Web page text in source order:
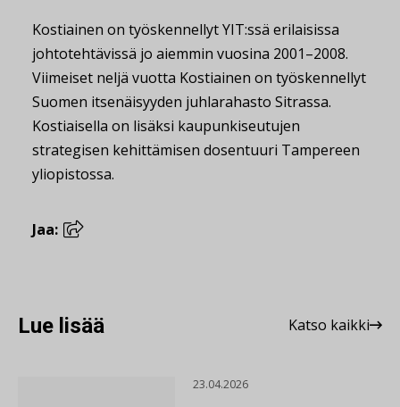
Kostiainen on työskennellyt YIT:ssä erilaisissa
johtotehtävissä jo aiemmin vuosina 2001–2008.
Viimeiset neljä vuotta Kostiainen on työskennellyt
Suomen itsenäisyyden juhlarahasto Sitrassa.
Kostiaisella on lisäksi kaupunkiseutujen
strategisen kehittämisen dosentuuri Tampereen
yliopistossa.
Jaa:
Lue lisää Katso kaikki
23.04.2026